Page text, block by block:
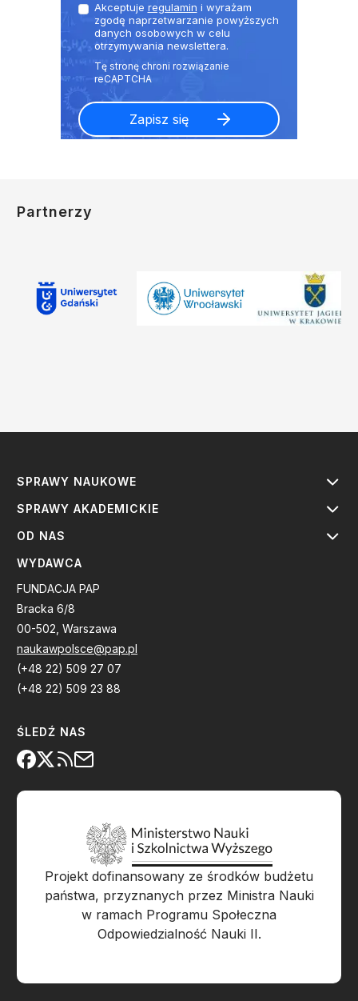
Akceptuje regulamin i wyrażam
zgodę naprzetwarzanie powyższych
danych osobowych w celu
otrzymywania newslettera.
Partnerzy
SPRAWY NAUKOWE
SPRAWY AKADEMICKIE
OD NAS
WYDAWCA
FUNDACJA PAP
Bracka 6/8
00-502, Warszawa
naukawpolsce@pap.pl
(+48 22) 509 27 07
(+48 22) 509 23 88
ŚLEDŹ NAS
Projekt dofinansowany ze środków budżetu
państwa, przyznanych przez Ministra Nauki
w ramach Programu Społeczna
Odpowiedzialność Nauki II.